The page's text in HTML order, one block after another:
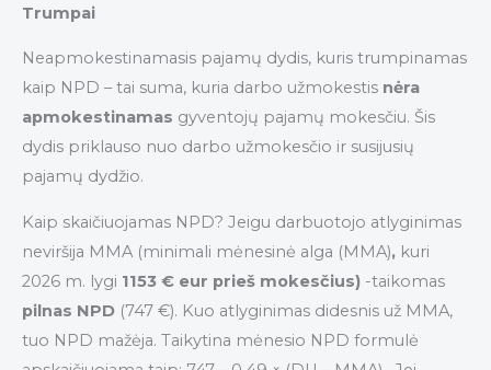
Trumpai
Neapmokestinamasis pajamų dydis, kuris trumpinamas
kaip NPD – tai suma, kuria darbo užmokestis nėra
apmokestinamas gyventojų pajamų mokesčiu. Šis
dydis priklauso nuo darbo užmokesčio ir susijusių
pajamų dydžio.
Kaip skaičiuojamas NPD? Jeigu darbuotojo atlyginimas
neviršija MMA (minimali mėnesinė alga (MMA), kuri
2026 m. lygi 1153 € eur prieš mokesčius) -taikomas
pilnas NPD (747 €). Kuo atlyginimas didesnis už MMA,
tuo NPD mažėja. Taikytina mėnesio NPD formulė